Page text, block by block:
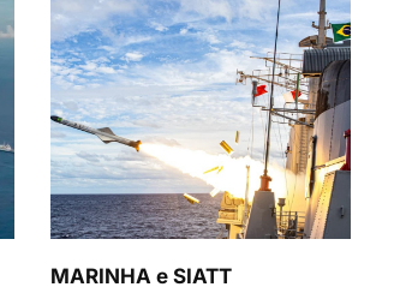
MARINHA e SIATT